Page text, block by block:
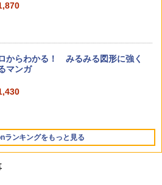
からわかる！ みるみる図形に強く
マンガ
ランキングをもっと見る